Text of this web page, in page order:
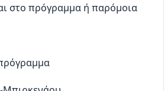
στο πρόγραμμα ή παρόμοια